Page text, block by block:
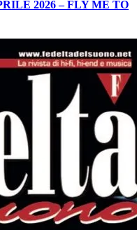
2026 – FLY ME TO